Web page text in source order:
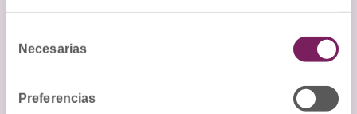
Necesarias
Preferencias
Terminoak eta baldintzak irakurri eta